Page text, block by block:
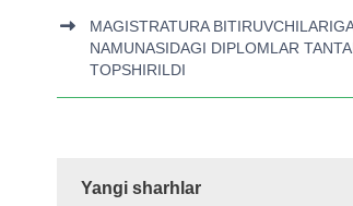
MAGISTRATURA
NAMUNASIDAGI DIPLOMLAR
TOPSHIRILDI
Yangi sharhlar